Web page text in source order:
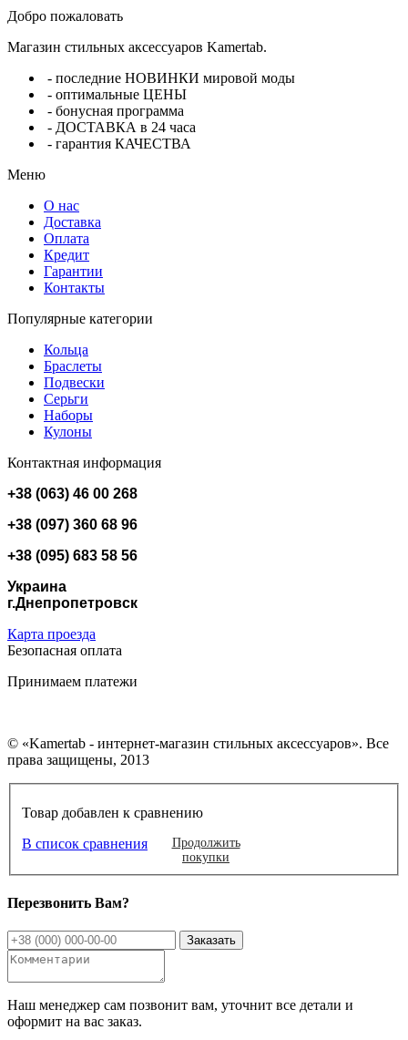
Добро пожаловать
Магазин стильных аксессуаров Kamertab.
- последние НОВИНКИ мировой моды
- оптимальные ЦЕНЫ
- бонусная программа
- ДОСТАВКА в 24 часа
- гарантия КАЧЕСТВА
Меню
О нас
Доставка
Оплата
Кредит
Гарантии
Контакты
Популярные категории
Кольца
Браслеты
Подвески
Серьги
Наборы
Кулоны
Контактная информация
+38 (063) 46 00 268
+38 (097) 360 68 96
+38 (095) 683 58 56
Украина
г.Днепропетровск
Карта проезда
Безопасная оплата
Принимаем платежи
© «Kamertab - интернет-магазин стильных аксессуаров». Все
права защищены, 2013
Товар добавлен к сравнению
В список сравнения
Продолжить
покупки
Перезвонить Вам?
Наш менеджер сам позвонит вам, уточнит все детали и
оформит на вас заказ.